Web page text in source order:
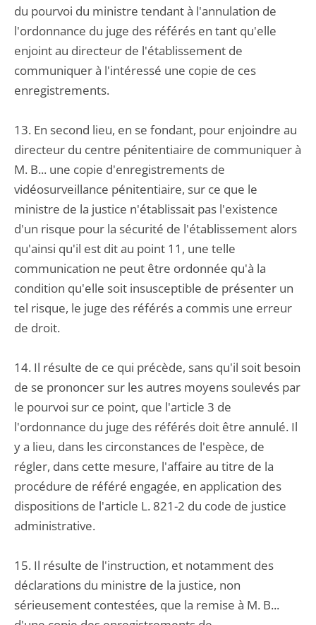
du pourvoi du ministre tendant à l'annulation de
l'ordonnance du juge des référés en tant qu'elle
enjoint au directeur de l'établissement de
communiquer à l'intéressé une copie de ces
enregistrements.
13. En second lieu, en se fondant, pour enjoindre au
directeur du centre pénitentiaire de communiquer à
M. B... une copie d'enregistrements de
vidéosurveillance pénitentiaire, sur ce que le
ministre de la justice n'établissait pas l'existence
d'un risque pour la sécurité de l'établissement alors
qu'ainsi qu'il est dit au point 11, une telle
communication ne peut être ordonnée qu'à la
condition qu'elle soit insusceptible de présenter un
tel risque, le juge des référés a commis une erreur
de droit.
14. Il résulte de ce qui précède, sans qu'il soit besoin
de se prononcer sur les autres moyens soulevés par
le pourvoi sur ce point, que l'article 3 de
l'ordonnance du juge des référés doit être annulé. Il
y a lieu, dans les circonstances de l'espèce, de
régler, dans cette mesure, l'affaire au titre de la
procédure de référé engagée, en application des
dispositions de l'article L. 821-2 du code de justice
administrative.
15. Il résulte de l'instruction, et notamment des
déclarations du ministre de la justice, non
sérieusement contestées, que la remise à M. B...